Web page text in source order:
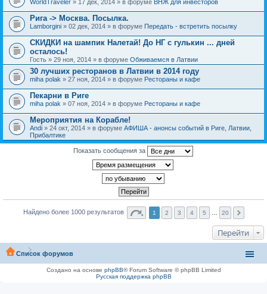
WorldTraveler » 17 дек, 2014 » в форуме ВНЖ для инвесторов
Рига -> Москва. Посылка.
Lamborgini » 02 дек, 2014 » в форуме Передать - встретить посылку
СКИДКИ на шампик Налетай! До НГ с гулькин ... дней
осталось!
Гость » 29 ноя, 2014 » в форуме Обживаемся в Латвии
30 лучших ресторанов в Латвии в 2014 году
miha polak » 27 ноя, 2014 » в форуме Рестораны и кафе
Пекарни в Риге
miha polak » 07 ноя, 2014 » в форуме Рестораны и кафе
Мероприятия на Корабле!
Andi » 24 окт, 2014 » в форуме АФИША - анонсы событий в Риге, Латвии,
Прибалтике
Показать сообщения за
Найдено более 1000 результатов 1 2 3 4 5 20
Перейти
Список форумов
Создано на основе phpBB® Forum Software © phpBB Limited
Русская поддержка phpBB